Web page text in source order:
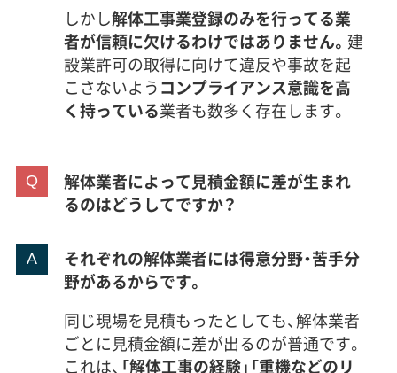
しかし解体工事業登録のみを行ってる業
者が信頼に欠けるわけではありません。 建
設業許可の取得に向けて違反や事故を起
こさないようコンプライアンス意識を高
く持っている業者も数多く存在します。
解体業者によって見積金額に差が生まれ
るのはどうしてですか？
それぞれの解体業者には得意分野・苦手分
野があるからです。
同じ現場を見積もったとしても、解体業者
ごとに見積金額に差が出るのが普通です。
これは、 「解体工事の経験」「重機などのリ